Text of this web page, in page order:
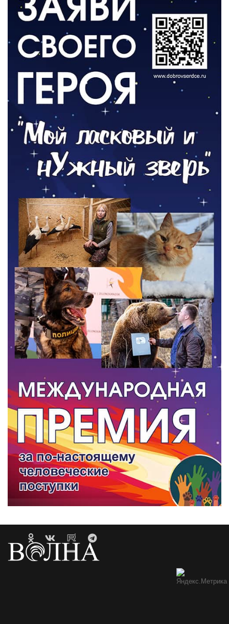
ВЛАСТЬ
День памяти и «Симфония народов»
06.08.2026
Новый настил на экотропе
05.08.2026